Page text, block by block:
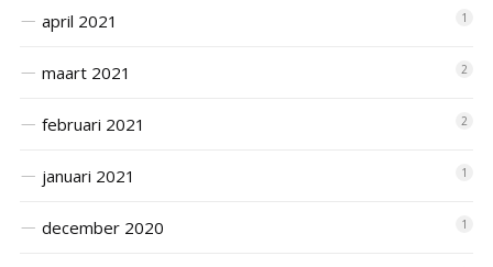
april 2021 1
maart 2021 2
februari 2021 2
januari 2021 1
december 2020 1